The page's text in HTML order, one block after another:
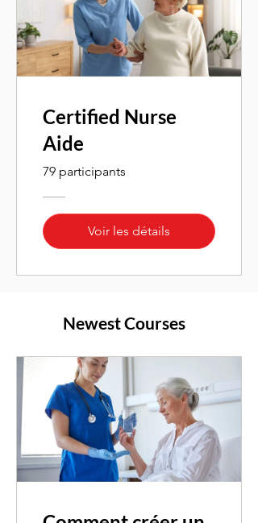
Certified Nurse
Aide
79 participants
Voir les détails
Newest Courses